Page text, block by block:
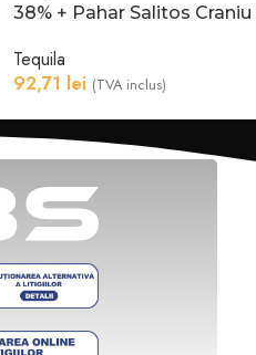
38% + Pahar Salitos Craniu
Tequila
92,71 lei (TVA inclus)